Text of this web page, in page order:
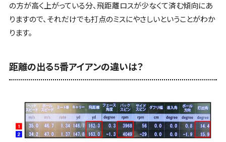
の方が高く上がっている分、飛距離ロスが少なくて済む傾向にあ
りますので、それだけでも打点のミスにやさしいということがわか
ります。
距離の出る5番アイアンの違いは？